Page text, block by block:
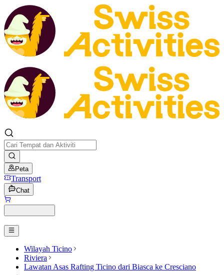
Peta
Transport
Chat
Wilayah Ticino
Riviera
Lawatan Asas Rafting Ticino dari Biasca ke Cresciano